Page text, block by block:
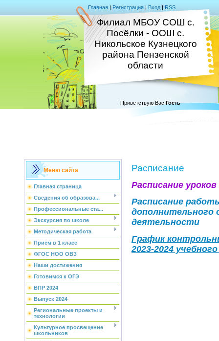
Главная | Регистрация | Вход | RSS
Филиал МБОУ СОШ с.
Посёлки - ООШ с.
Никольское Кузнецкого
района Пензенской
области
Приветствую Вас Гость
Меню сайта
Главная страница
Сведения об образова...
Профессиональные ста...
Экскурсия по школе
Методическая работа
Прием в 1 класс
ФГОС НОО ОВЗ
Наши достижения
Готовимся к ОГЭ
ВПР 2024
Выпуск 2024
Региональные проекты и
технологии
Культурное просвещение
школьников
Расписание
Расписание уроков
Расписание
дополнительного
деятельности
График
2023-2024